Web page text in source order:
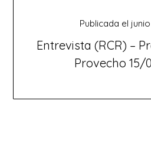
Entrevista (RCR) –
Provecho 15/
Publicada el